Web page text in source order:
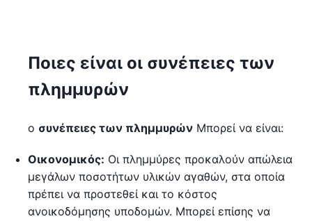
Ποιες είναι οι συνέπειες των
πλημμυρών
ο συνέπειες των πλημμυρών Μπορεί να είναι:
Οικονομικός: Οι πλημμύρες προκαλούν απώλεια
μεγάλων ποσοτήτων υλικών αγαθών, στα οποία
πρέπει να προστεθεί και το κόστος
ανοικοδόμησης υποδομών. Μπορεί επίσης να